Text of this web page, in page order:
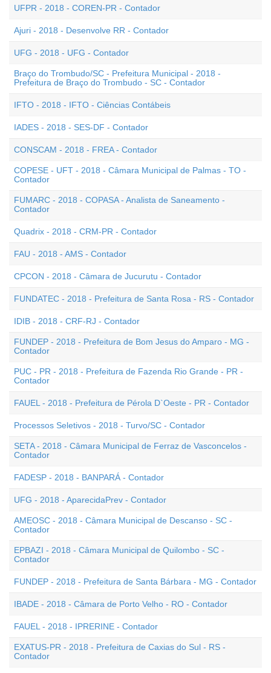
UFPR - 2018 - COREN-PR - Contador
Ajuri - 2018 - Desenvolve RR - Contador
UFG - 2018 - UFG - Contador
Braço do Trombudo/SC - Prefeitura Municipal - 2018 -
Prefeitura de Braço do Trombudo - SC - Contador
IFTO - 2018 - IFTO - Ciências Contábeis
IADES - 2018 - SES-DF - Contador
CONSCAM - 2018 - FREA - Contador
COPESE - UFT - 2018 - Câmara Municipal de Palmas - TO -
Contador
FUMARC - 2018 - COPASA - Analista de Saneamento -
Contador
Quadrix - 2018 - CRM-PR - Contador
FAU - 2018 - AMS - Contador
CPCON - 2018 - Câmara de Jucurutu - Contador
FUNDATEC - 2018 - Prefeitura de Santa Rosa - RS - Contador
IDIB - 2018 - CRF-RJ - Contador
FUNDEP - 2018 - Prefeitura de Bom Jesus do Amparo - MG -
Contador
PUC - PR - 2018 - Prefeitura de Fazenda Rio Grande - PR -
Contador
FAUEL - 2018 - Prefeitura de Pérola D`Oeste - PR - Contador
Processos Seletivos - 2018 - Turvo/SC - Contador
SETA - 2018 - Câmara Municipal de Ferraz de Vasconcelos -
Contador
FADESP - 2018 - BANPARÁ - Contador
UFG - 2018 - AparecidaPrev - Contador
AMEOSC - 2018 - Câmara Municipal de Descanso - SC -
Contador
EPBAZI - 2018 - Câmara Municipal de Quilombo - SC -
Contador
FUNDEP - 2018 - Prefeitura de Santa Bárbara - MG - Contador
IBADE - 2018 - Câmara de Porto Velho - RO - Contador
FAUEL - 2018 - IPRERINE - Contador
EXATUS-PR - 2018 - Prefeitura de Caxias do Sul - RS -
Contador